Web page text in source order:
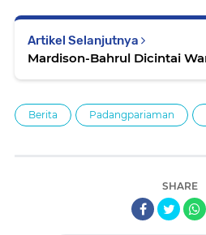
Artikel Selanjutnya
Berita Padangpariaman
SHARE